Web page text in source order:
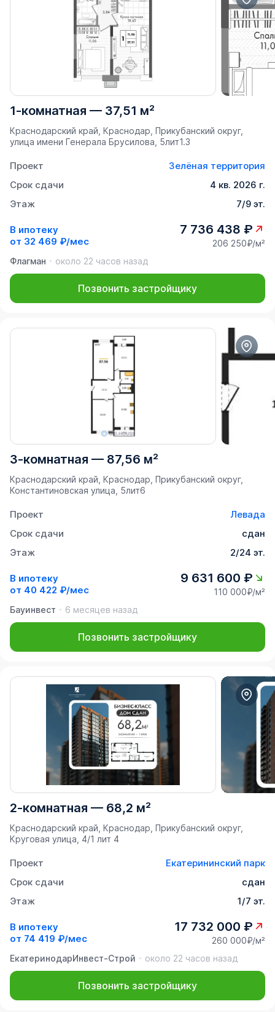
1-комнатная — 37,51 м²
Краснодарский край, Краснодар, Прикубанский округ,
улица имени Генерала Брусилова, 5лит1.3
Проект
Зелёная территория
Срок сдачи
4 кв. 2026 г.
Этаж
7/9 эт.
В ипотеку
от 32 469 ₽/мес
7 736 438 ₽
206 250₽/м²
Флагман
около 22 часов назад
Позвонить застройщику
3-комнатная — 87,56 м²
Краснодарский край, Краснодар, Прикубанский округ,
Константиновская улица, 5лит6
Проект
Левада
Срок сдачи
сдан
Этаж
2/24 эт.
В ипотеку
от 40 422 ₽/мес
9 631 600 ₽
110 000₽/м²
Бауинвест
6 месяцев назад
Позвонить застройщику
2-комнатная — 68,2 м²
Краснодарский край, Краснодар, Прикубанский округ,
Круговая улица, 4/1 лит 4
Проект
Екатерининский парк
Срок сдачи
сдан
Этаж
1/7 эт.
В ипотеку
от 74 419 ₽/мес
17 732 000 ₽
260 000₽/м²
ЕкатеринодарИнвест-Строй
около 22 часов назад
Позвонить застройщику